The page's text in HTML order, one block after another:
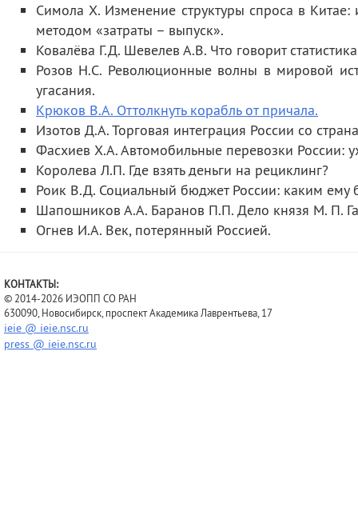
Симола Х. Изменение структуры спроса в
методом «затраты – выпуск».
Ковалёва Г.Д. Шевелев А.В. Что говорит
Розов Н.С. Революционные волны в мировой
угасания.
Крюков В.А. Оттолкнуть корабль от причала.
Изотов Д.А. Торговая интеграция России со
Фасхиев Х.А. Автомобильные перевозки России:
Королева Л.П. Где взять деньги на рециклинг?
Роик В.Д. Социальный бюджет России: каким ему
Шапошников А.А. Баранов П.П. Дело князя М. П.
Огнев И.А. Век, потерянный Россией.
КОНТАКТЫ:
© 2014-2026 ИЭОПП СО РАН
630090, Новосибирск, проспект Академика Лаврентьева, 17
ieie @ ieie.nsc.ru
press @ ieie.nsc.ru